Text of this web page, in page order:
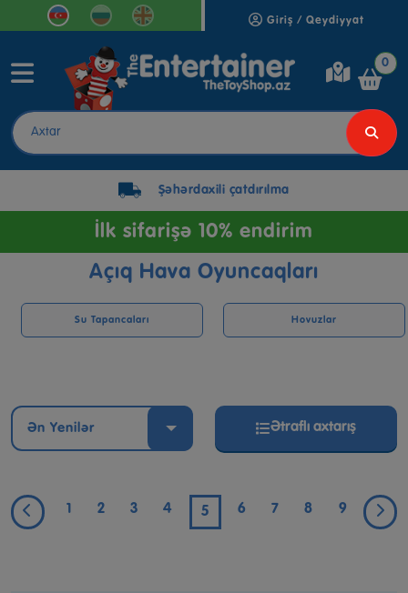
Giriş / Qeydiyyat
0
Şəhərdaxili çatdırılma
İlk sifarişə 10% endirim
Açıq Hava Oyuncaqları
Su Tapancaları Hovuzlar
Ən Yenilər Ətraflı axtarış
1 2 3 4 5 6 7 8 9